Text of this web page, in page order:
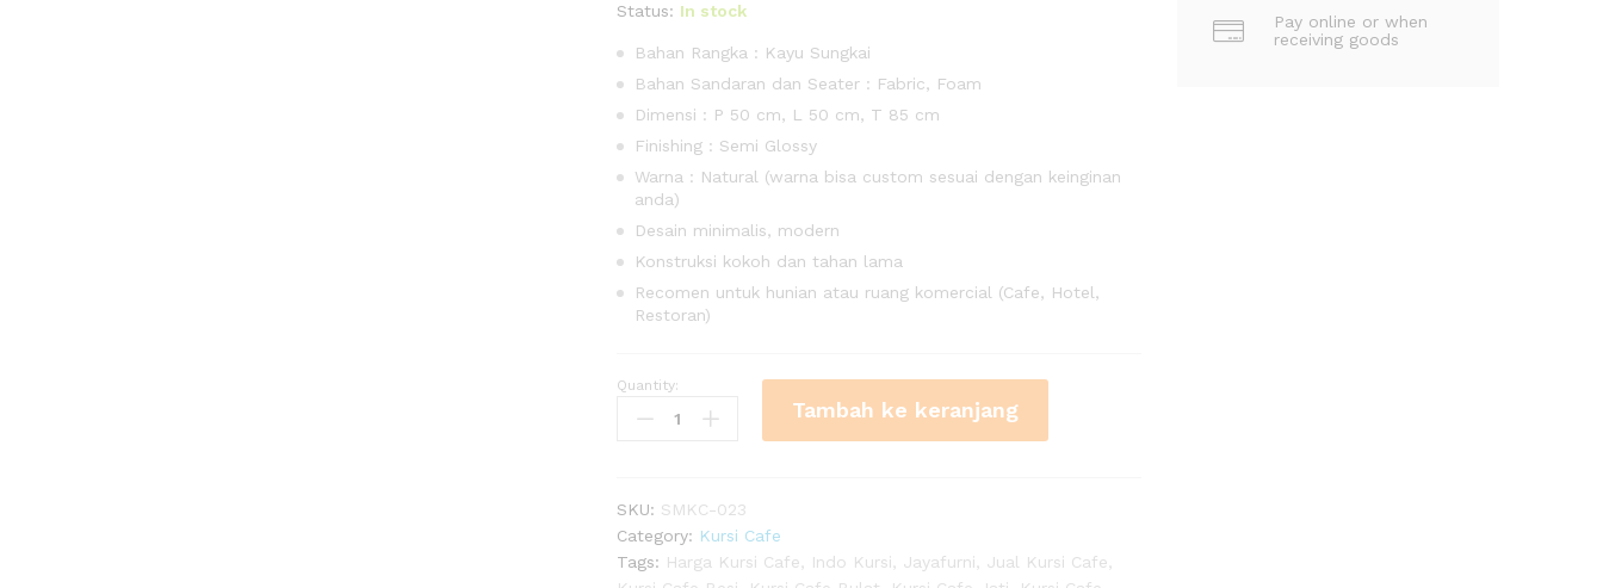
Status: In stock
Bahan Rangka : Kayu Sungkai
Bahan Sandaran dan Seater : Fabric, Foam
Dimensi : P 50 cm, L 50 cm, T 85 cm
Finishing : Semi Glossy
Warna : Natural (warna bisa custom sesuai dengan keinginan
anda)
Desain minimalis, modern
Konstruksi kokoh dan tahan lama
Recomen untuk hunian atau ruang komercial (Cafe, Hotel,
Restoran)
Kursi
Cafe
quantity
Quantity:
Tambah ke keranjang
SKU: SMKC-023
Category: Kursi Cafe
Tags: Harga Kursi Cafe Indo Kursi Jayafurni Jual Kursi Cafe
Pay online or when
receiving goods
Kursi Cafe Scandinavian Nature Sungkai